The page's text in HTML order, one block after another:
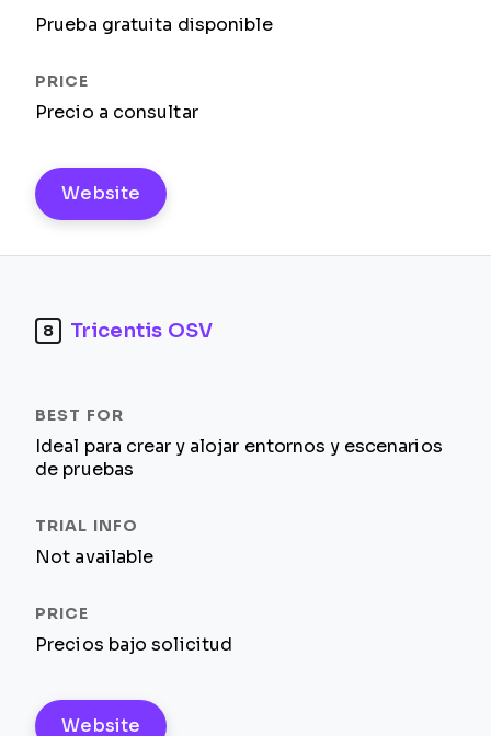
Prueba gratuita disponible
Precio a consultar
Website
8 Tricentis OSV
Ideal para crear y alojar entornos y escenarios
de pruebas
Not available
Precios bajo solicitud
Website